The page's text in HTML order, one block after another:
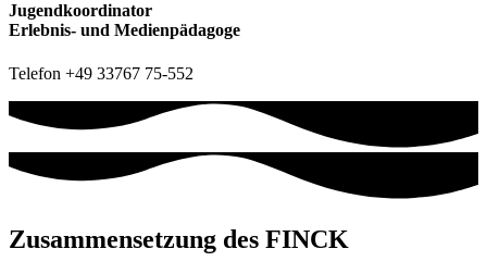
Jugendkoordinator
Erlebnis- und Medienpädagoge
Telefon +49 33767 75-552
Zusammensetzung des FINCK